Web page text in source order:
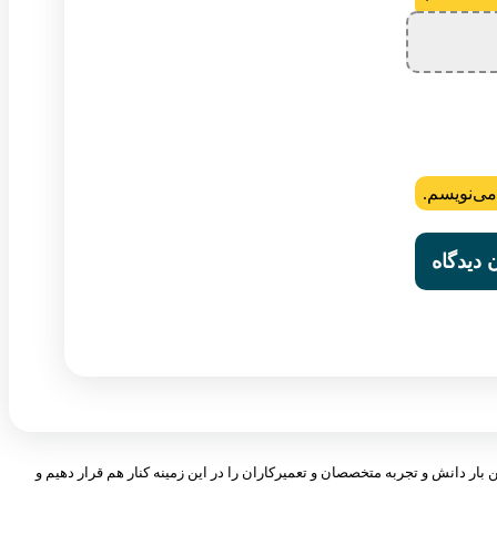
می‌نویسم.
دانش و تجربه متخصصان و تعمیرکاران را در این زمینه کنار هم قرار دهیم و